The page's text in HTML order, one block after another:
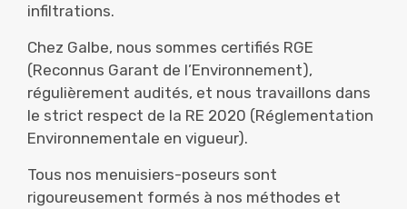
infiltrations.
Chez Galbe, nous sommes certifiés RGE
(Reconnus Garant de l’Environnement),
régulièrement audités, et nous travaillons dans
le strict respect de la RE 2020 (Réglementation
Environnementale en vigueur).
Tous nos menuisiers-poseurs sont
rigoureusement formés à nos méthodes et